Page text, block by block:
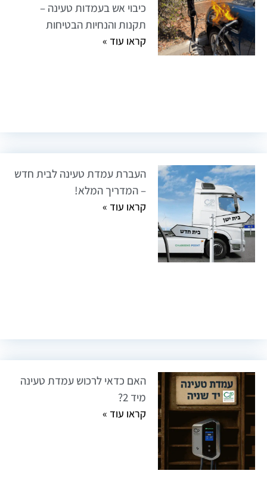
כיבוי אש בעמדות טעינה –
תקנות והנחיות הבטיחות
קראו עוד »
העברת עמדת טעינה לבית חדש
– המדריך המלא!
קראו עוד »
האם כדאי לרכוש עמדת טעינה
מיד 2?
קראו עוד »